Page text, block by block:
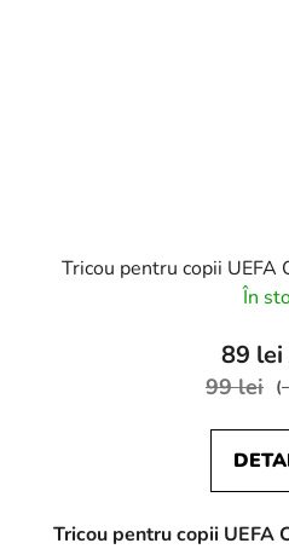
Tricou pentru copii UEFA
În
89 lei
99 lei
Tricou pentru copii UEFA